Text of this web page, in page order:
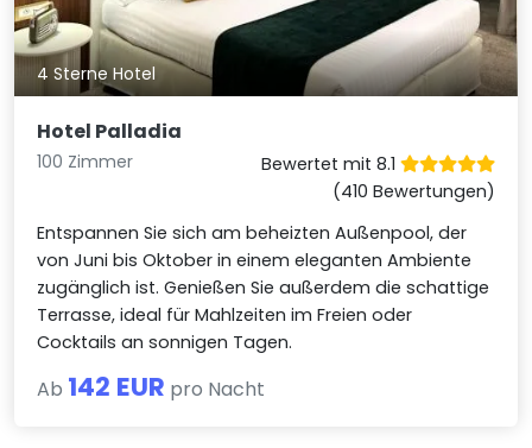
4 Sterne Hotel
Hotel Palladia
100 Zimmer
Bewertet mit 8.1
(410 Bewertungen)
Entspannen Sie sich am beheizten Außenpool, der
von Juni bis Oktober in einem eleganten Ambiente
zugänglich ist. Genießen Sie außerdem die schattige
Terrasse, ideal für Mahlzeiten im Freien oder
Cocktails an sonnigen Tagen.
Ab 142 EUR pro Nacht